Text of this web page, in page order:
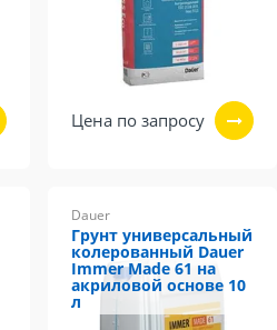
Цена по запросу
Dauer
Грунт универсальный
колерованный Dauer
Immer Made 61 на
акриловой основе 10
л